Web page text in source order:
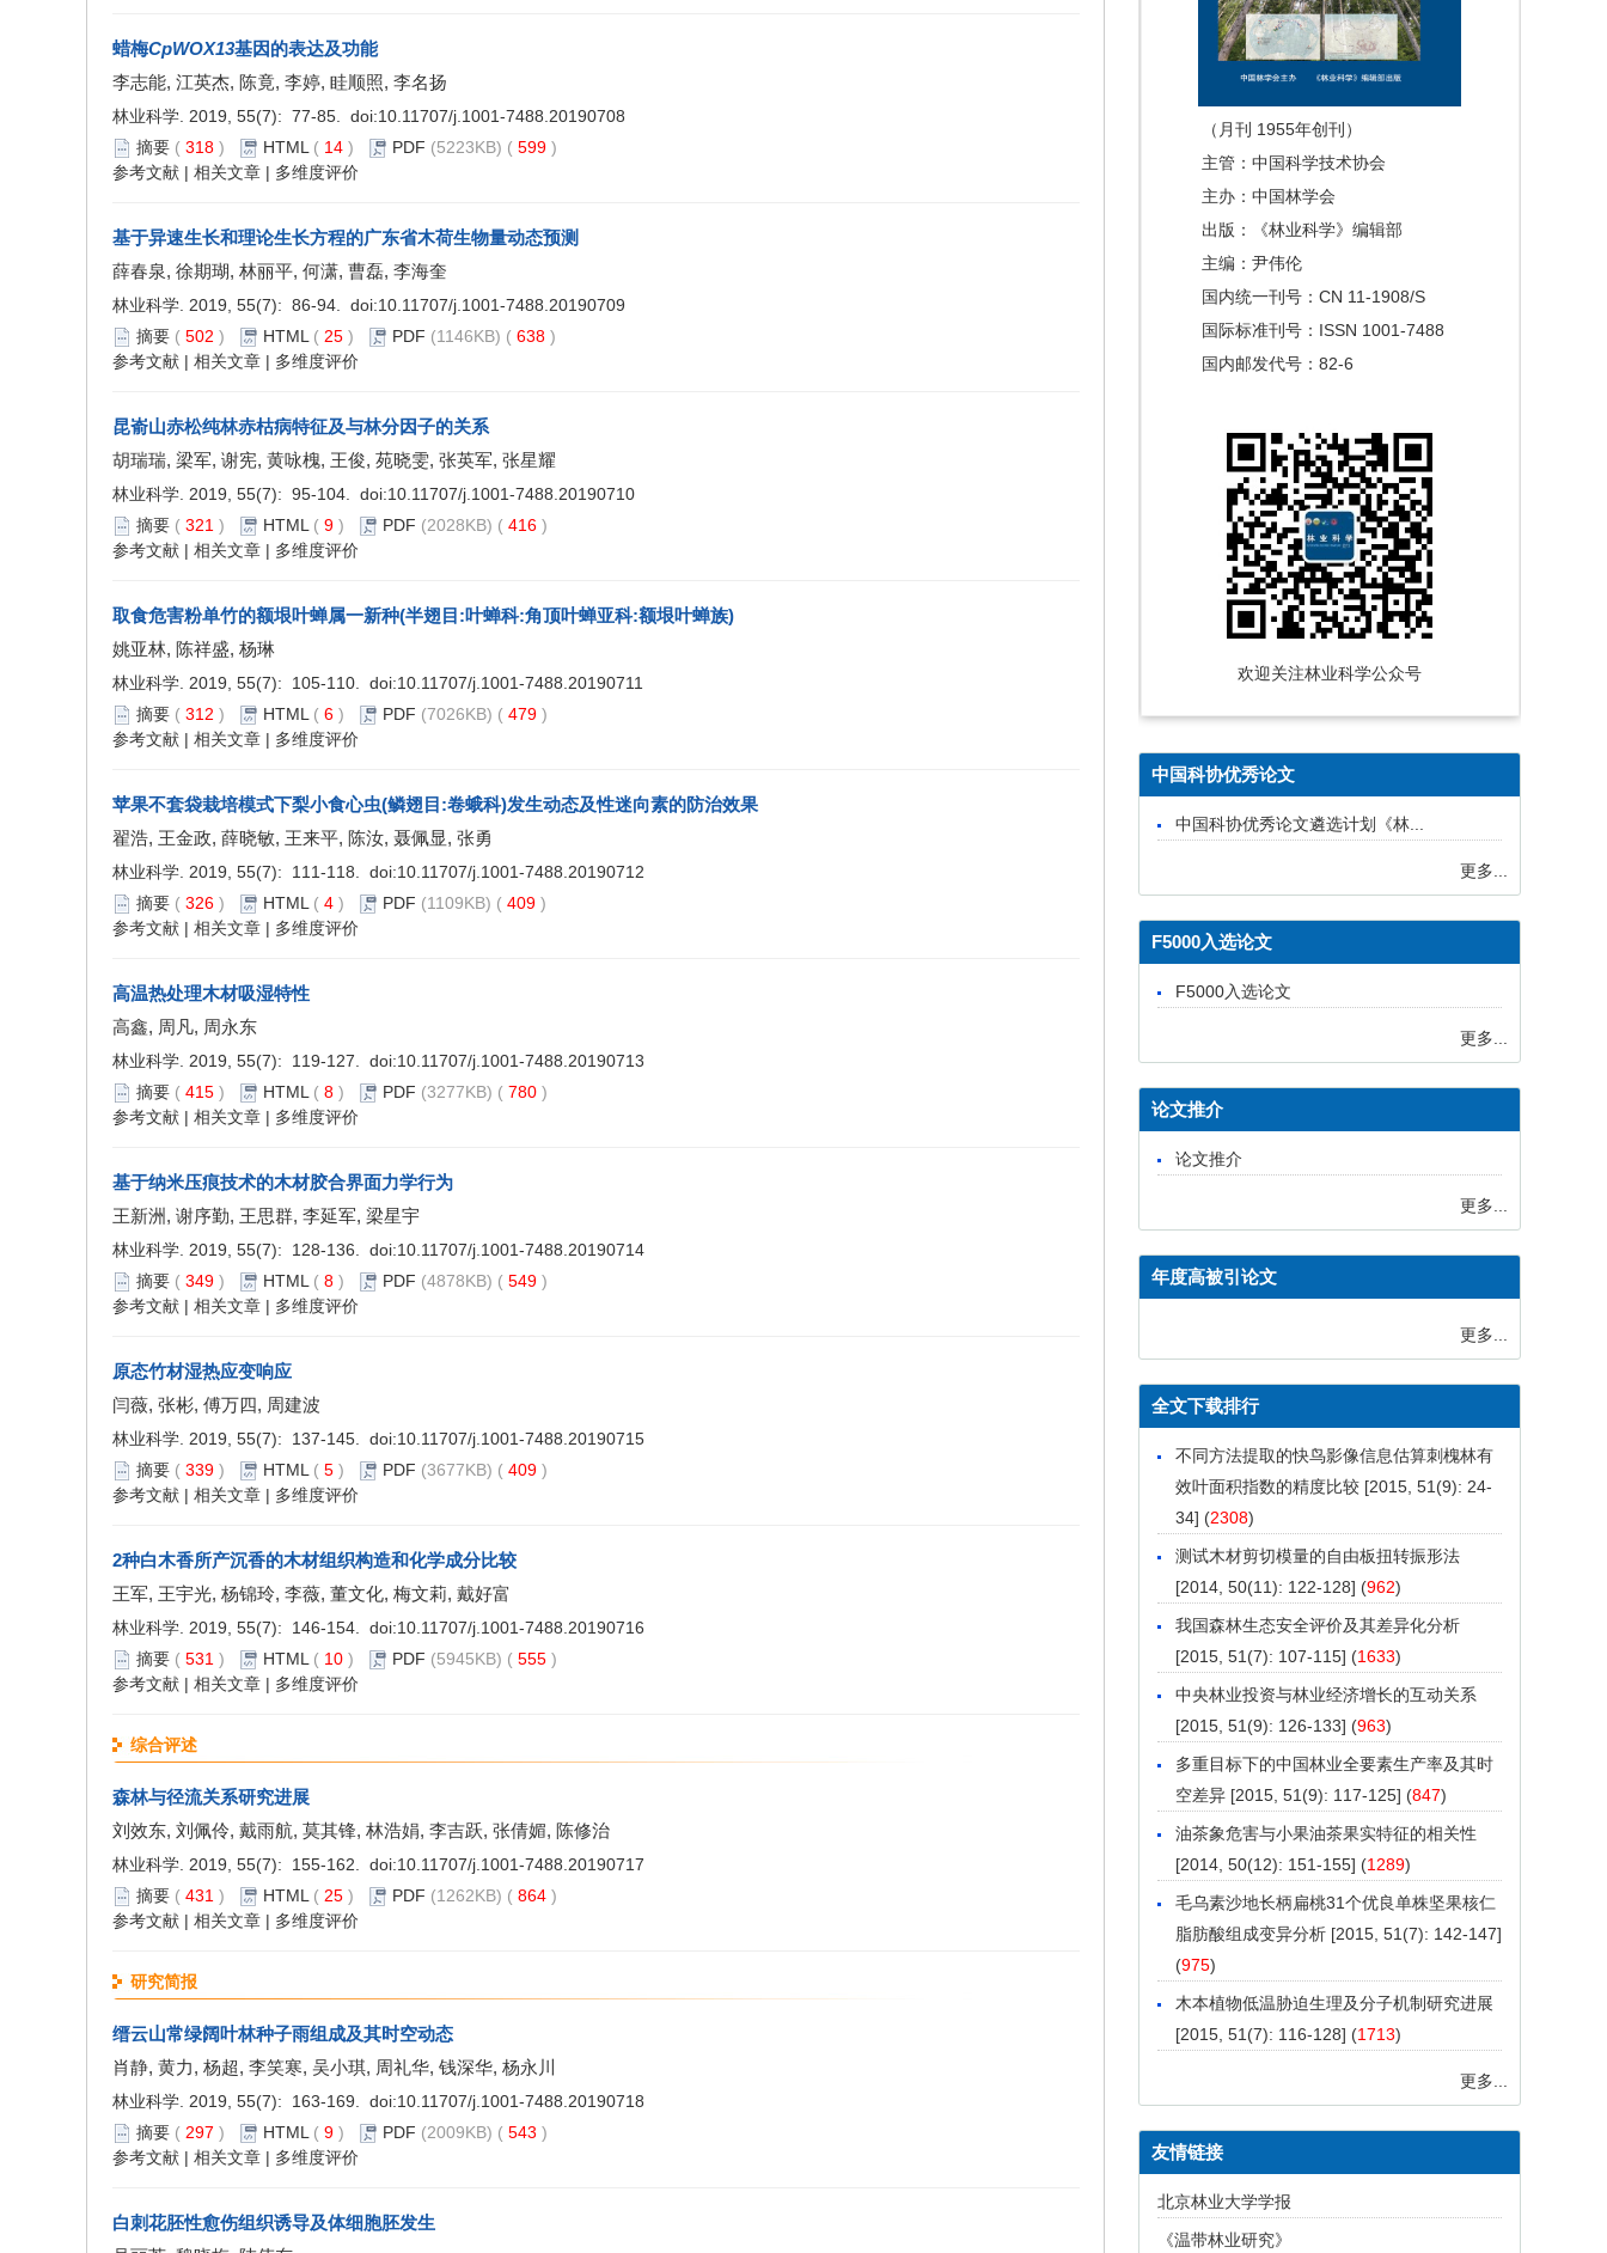
蜡梅CpWOX13基因的表达及功能
李志能, 江英杰, 陈竟, 李婷, 眭顺照, 李名扬
林业科学. 2019, 55(7): 77-85. doi:10.11707/j.1001-7488.20190708
摘要 ( 318 ) HTML ( 14 ) PDF (5223KB) ( 599 )
参考文献 | 相关文章 | 多维度评价
基于异速生长和理论生长方程的广东省木荷生物量动态预测
薛春泉, 徐期瑚, 林丽平, 何潇, 曹磊, 李海奎
林业科学. 2019, 55(7): 86-94. doi:10.11707/j.1001-7488.20190709
摘要 ( 502 ) HTML ( 25 ) PDF (1146KB) ( 638 )
参考文献 | 相关文章 | 多维度评价
昆嵛山赤松纯林赤枯病特征及与林分因子的关系
胡瑞瑞, 梁军, 谢宪, 黄咏槐, 王俊, 苑晓雯, 张英军, 张星耀
林业科学. 2019, 55(7): 95-104. doi:10.11707/j.1001-7488.20190710
摘要 ( 321 ) HTML ( 9 ) PDF (2028KB) ( 416 )
参考文献 | 相关文章 | 多维度评价
取食危害粉单竹的额垠叶蝉属一新种(半翅目:叶蝉科:角顶叶蝉亚科:额垠叶蝉族)
姚亚林, 陈祥盛, 杨琳
林业科学. 2019, 55(7): 105-110. doi:10.11707/j.1001-7488.20190711
摘要 ( 312 ) HTML ( 6 ) PDF (7026KB) ( 479 )
参考文献 | 相关文章 | 多维度评价
苹果不套袋栽培模式下梨小食心虫(鳞翅目:卷蛾科)发生动态及性迷向素的防治效果
翟浩, 王金政, 薛晓敏, 王来平, 陈汝, 聂佩显, 张勇
林业科学. 2019, 55(7): 111-118. doi:10.11707/j.1001-7488.20190712
摘要 ( 326 ) HTML ( 4 ) PDF (1109KB) ( 409 )
参考文献 | 相关文章 | 多维度评价
高温热处理木材吸湿特性
高鑫, 周凡, 周永东
林业科学. 2019, 55(7): 119-127. doi:10.11707/j.1001-7488.20190713
摘要 ( 415 ) HTML ( 8 ) PDF (3277KB) ( 780 )
参考文献 | 相关文章 | 多维度评价
基于纳米压痕技术的木材胶合界面力学行为
王新洲, 谢序勤, 王思群, 李延军, 梁星宇
林业科学. 2019, 55(7): 128-136. doi:10.11707/j.1001-7488.20190714
摘要 ( 349 ) HTML ( 8 ) PDF (4878KB) ( 549 )
参考文献 | 相关文章 | 多维度评价
原态竹材湿热应变响应
闫薇, 张彬, 傅万四, 周建波
林业科学. 2019, 55(7): 137-145. doi:10.11707/j.1001-7488.20190715
摘要 ( 339 ) HTML ( 5 ) PDF (3677KB) ( 409 )
参考文献 | 相关文章 | 多维度评价
2种白木香所产沉香的木材组织构造和化学成分比较
王军, 王宇光, 杨锦玲, 李薇, 董文化, 梅文莉, 戴好富
林业科学. 2019, 55(7): 146-154. doi:10.11707/j.1001-7488.20190716
摘要 ( 531 ) HTML ( 10 ) PDF (5945KB) ( 555 )
参考文献 | 相关文章 | 多维度评价
综合评述
森林与径流关系研究进展
刘效东, 刘佩伶, 戴雨航, 莫其锋, 林浩娟, 李吉跃, 张倩媚, 陈修治
林业科学. 2019, 55(7): 155-162. doi:10.11707/j.1001-7488.20190717
摘要 ( 431 ) HTML ( 25 ) PDF (1262KB) ( 864 )
参考文献 | 相关文章 | 多维度评价
研究简报
缙云山常绿阔叶林种子雨组成及其时空动态
肖静, 黄力, 杨超, 李笑寒, 吴小琪, 周礼华, 钱深华, 杨永川
林业科学. 2019, 55(7): 163-169. doi:10.11707/j.1001-7488.20190718
摘要 ( 297 ) HTML ( 9 ) PDF (2009KB) ( 543 )
参考文献 | 相关文章 | 多维度评价
白刺花胚性愈伤组织诱导及体细胞胚发生
（月刊 1955年创刊）
主管：中国科学技术协会
主办：中国林学会
出版：《林业科学》编辑部
主编：尹伟伦
国内统一刊号：CN 11-1908/S
国际标准刊号：ISSN 1001-7488
国内邮发代号：82-6
欢迎关注林业科学公众号
中国科协优秀论文
中国科协优秀论文遴选计划《林...
更多...
F5000入选论文
F5000入选论文
更多...
论文推介
论文推介
更多...
年度高被引论文
更多...
全文下载排行
不同方法提取的快鸟影像信息估算刺槐林有
效叶面积指数的精度比较 [2015, 51(9): 24-
34] (2308)
测试木材剪切模量的自由板扭转振形法
[2014, 50(11): 122-128] (962)
我国森林生态安全评价及其差异化分析
[2015, 51(7): 107-115] (1633)
中央林业投资与林业经济增长的互动关系
[2015, 51(9): 126-133] (963)
多重目标下的中国林业全要素生产率及其时
空差异 [2015, 51(9): 117-125] (847)
油茶象危害与小果油茶果实特征的相关性
[2014, 50(12): 151-155] (1289)
毛乌素沙地长柄扁桃31个优良单株坚果核仁
脂肪酸组成变异分析 [2015, 51(7): 142-147]
(975)
木本植物低温胁迫生理及分子机制研究进展
[2015, 51(7): 116-128] (1713)
更多...
友情链接
北京林业大学学报
《温带林业研究》